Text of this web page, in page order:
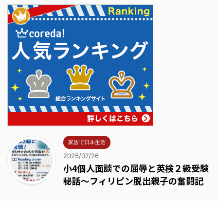
家族で日本生活
2025/07/26
小4個人面談での屈辱と英検２級受験
秘話～フィリピン脱出親子の奮闘記